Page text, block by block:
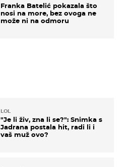
Franka Batelić pokazala što
nosi na more, bez ovoga ne
može ni na odmoru
LOL
"Je li živ, zna li se?": Snimka s
Jadrana postala hit, radi li i
vaš muž ovo?